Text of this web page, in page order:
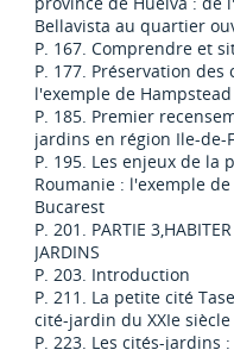
Bellavista au quartier
P. 167. Comprendre et
P. 177. Préservation des
l'exemple de
P. 185. Premier
jardins en région Ile-de-
P. 195. Les enjeux de
Roumanie : l'exemple
Bucarest
P. 201. PARTIE
JARDINS
P. 203. Introduction
P. 211. La petite cité
cité-jardin du XXIe siècle
P. 223. Les cités-